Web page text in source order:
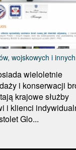
wojskowych i innych
wieloletnie
i konserwacji
krajowe służby
i klienci
Glo...